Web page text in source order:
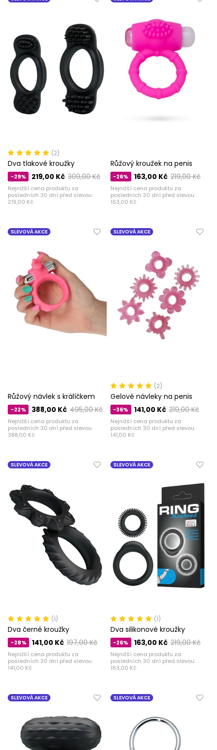
(2)
Dva tlakové kroužky
-29% 309,00 Kč
219,00 Kč
Nejnižší cena produktu za
posledních 30 dní před slevou:
219,00 Kč
Růžový kroužek na penis
-26% 219,00 Kč
163,00 Kč
Nejnižší cena produktu za
posledních 30 dní před slevou:
163,00 Kč
SLEVOVÁ AKCE
Růžový návlek s králíčkem
-22% 495,00 Kč
388,00 Kč
Nejnižší cena produktu za
posledních 30 dní před slevou:
388,00 Kč
SLEVOVÁ AKCE
(2)
Gelové návleky na penis
-36% 219,00 Kč
141,00 Kč
Nejnižší cena produktu za
posledních 30 dní před slevou:
141,00 Kč
SLEVOVÁ AKCE
(1)
Dva černé kroužky
-28% 197,00 Kč
141,00 Kč
Nejnižší cena produktu za
posledních 30 dní před slevou:
141,00 Kč
SLEVOVÁ AKCE
(1)
Dva silikonové kroužky
-26% 219,00 Kč
163,00 Kč
Nejnižší cena produktu za
posledních 30 dní před slevou:
163,00 Kč
SLEVOVÁ AKCE SLEVOVÁ AKCE